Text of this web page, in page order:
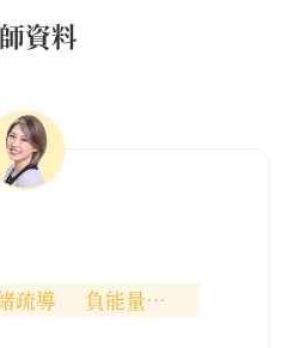
資料
疏導 負能量消除